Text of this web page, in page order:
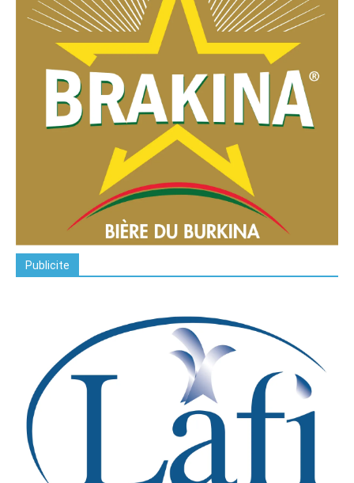
Publicite